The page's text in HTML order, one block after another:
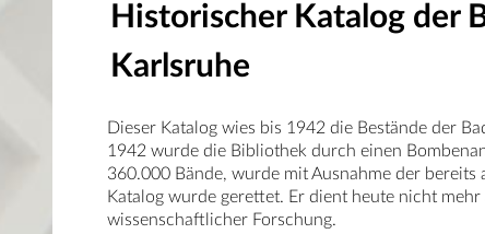
Historischer Katalog der
Karlsruhe
Dieser Katalog wies bis 1942 die Bestände der
1942 wurde die Bibliothek durch einen
360.000 Bände, wurde mit Ausnahme der
Katalog wurde gerettet. Er dient heute nicht
wissenschaftlicher Forschung.